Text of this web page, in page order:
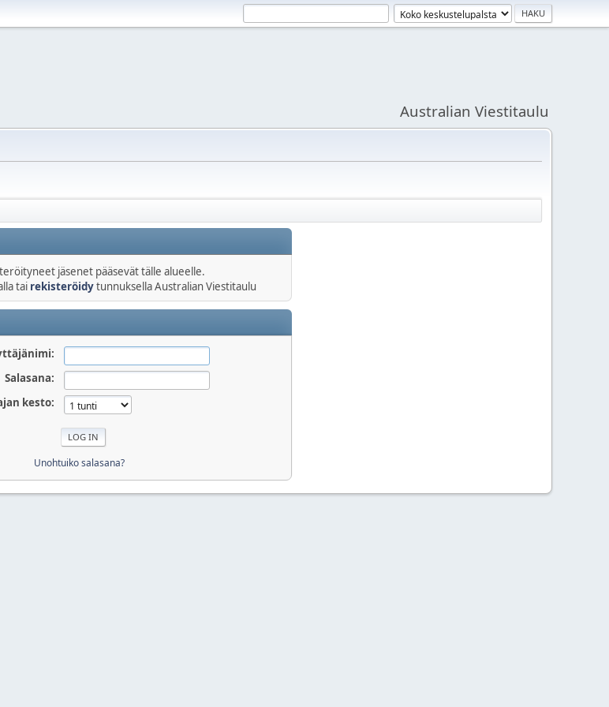
Australian Viestitaulu
jäsenet pääsevät tälle alueelle.
tai rekisteröidytunnuksella Australian Viestitaulu
Salasana:
kesto:
Unohtuiko salasana?